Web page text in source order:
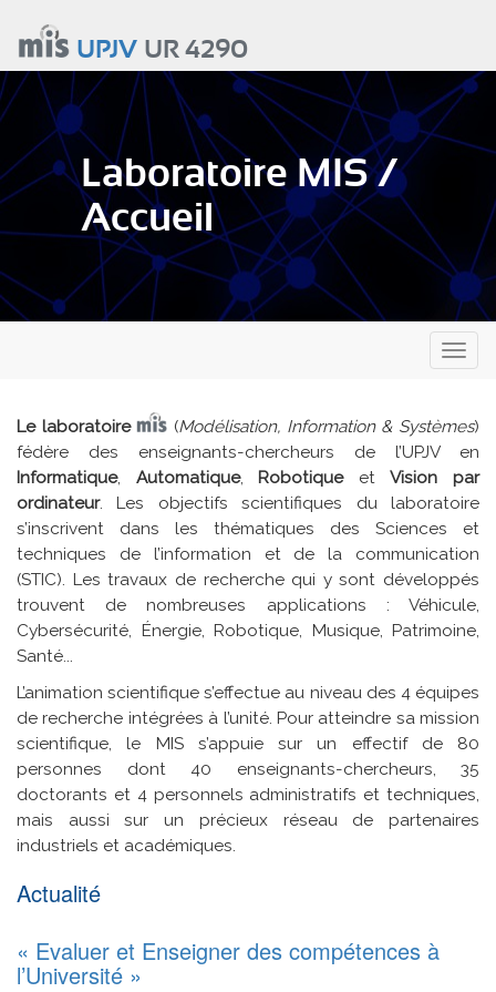
contenu
principal
UPJVUR 4290
Laboratoire MIS /
Accueil
Le laboratoire (Modélisation, Information & Systèmes)
fédère des enseignants-chercheurs de l’UPJV en
Informatique, Automatique, RobotiqueetVision par
ordinateur. Les objectifs scientifiques du laboratoire
s’inscrivent dans les thématiques des Sciences et
techniques de l’information et de la communication
(STIC). Les travaux de recherche qui y sont développés
trouvent de nombreuses applications : Véhicule,
Cybersécurité, Énergie, Robotique, Musique, Patrimoine,
Santé...
L’animation scientifique s’effectue au niveau des 4 équipes
de recherche intégrées à l’unité. Pour atteindre sa mission
scientifique, le MIS s’appuie sur un effectif de 80
personnes dont 40 enseignants-chercheurs, 35
doctorants et 4 personnels administratifs et techniques,
mais aussi sur un précieux réseau de partenaires
industriels et académiques.
Actualité
« Evaluer et Enseigner des compétences à
l’Université »